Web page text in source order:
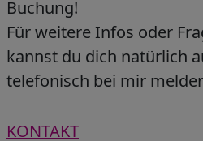
Buchung!
Für weitere Infos oder
kannst du dich natürlich
telefonisch bei mir
KONTAKT